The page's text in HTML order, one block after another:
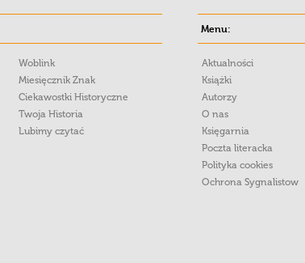
Woblink
Miesięcznik Znak
Ciekawostki Historyczne
Twoja Historia
Lubimy czytać
Menu:
Aktualności
Książki
Autorzy
O nas
Księgarnia
Poczta literacka
Polityka cookies
Ochrona Sygnalistow